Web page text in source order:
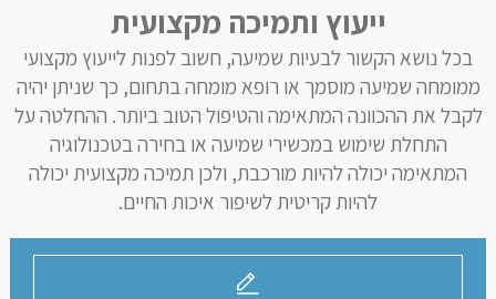
ייעוץ ותמיכה מקצועית
בכל נושא הקשור לבעיות שמיעה, חשוב לפנות לייעוץ מקצועי
ממומחה שמיעה מוסמך או רופא מומחה בתחום, כך שניתן יהיה
לקבל את ההכוונה המתאימה והטיפול הטוב ביותר. ההחלטה על
התחלת שימוש במכשירי שמיעה או בחירה בטכנולוגיה
המתאימה יכולה להיות מורכבת, ולכן תמיכה מקצועית יכולה
להיות קריטית לשיפור איכות החיים.